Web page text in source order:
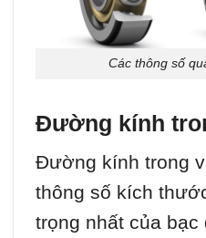
Các thông số
Đường kính
Đường kính trong
thông số kích
trọng nhất của bạc